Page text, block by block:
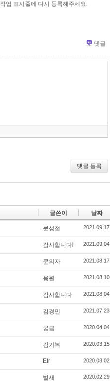
업 표시줄에 다시 등록해주세요.
댓글
뛰
댓글 등록
글쓴이 날짜
문성철 2021.09.17
감사합니다! 2021.09.04
문의자 2021.08.17
응원 2021.08.10
감사합니다 2021.08.04
김경민 2021.07.23
궁금 2020.04.04
김기복 2020.03.15
Elr 2020.03.02
벌새 2020.02.29